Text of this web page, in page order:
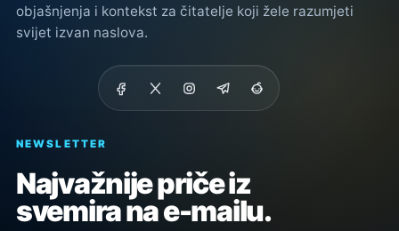
objašnjenja i kontekst za čitatelje koji žele razumjeti
svijet izvan naslova.
NEWSLETTER
Najvažnije priče iz
svemira na e-mailu.